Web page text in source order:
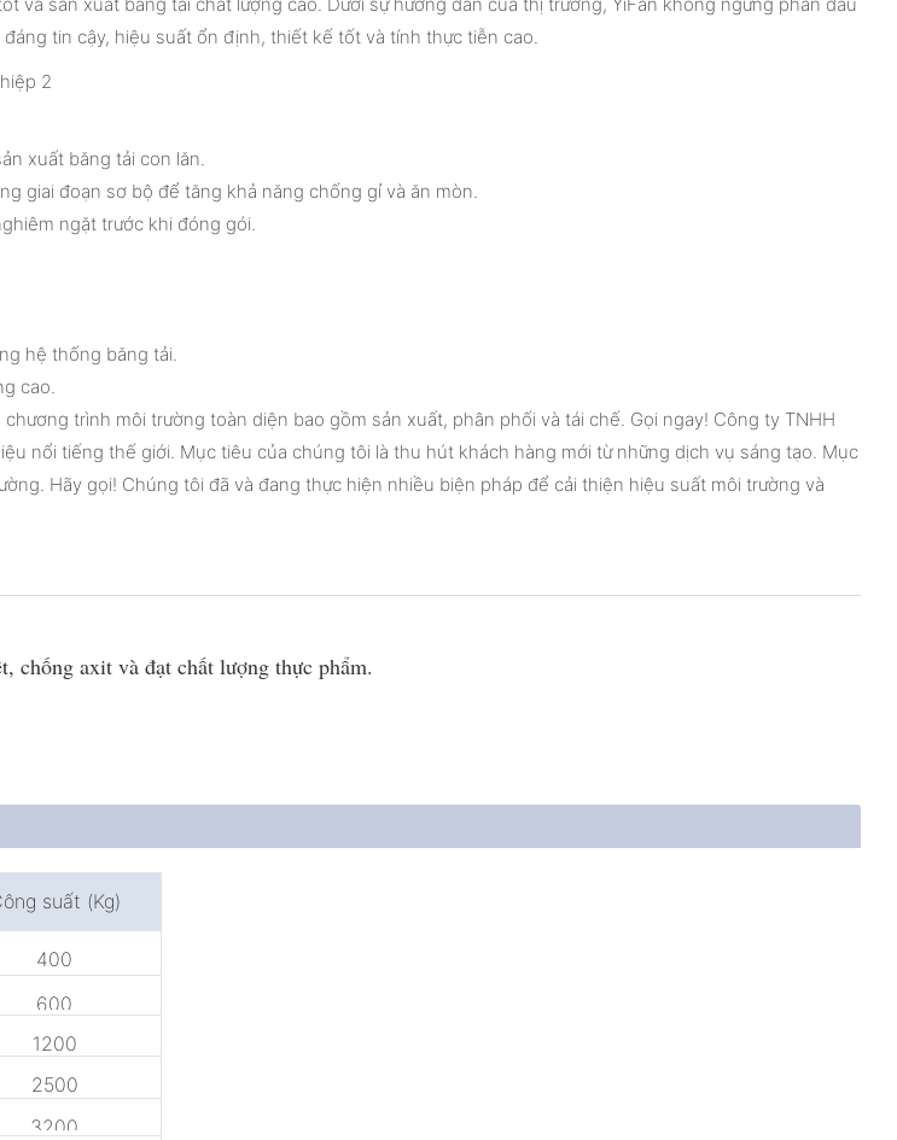
tin cậy, hiệu suất ổn định, thiết kế tốt và tính thực tiễn cao.
xuất băng tải con lăn.
giai đoạn sơ bộ để tăng khả năng chống gỉ và ăn mòn.
ngặt trước khi đóng gói.
hệ thống băng tải.
cao.
trình môi trường toàn diện bao gồm sản xuất, phân phối và tái chế. Gọi ngay! Công ty TNHH
nổi tiếng thế giới. Mục tiêu của chúng tôi là thu hút khách hàng mới từ những dịch vụ sáng tạo. Mục
Hãy gọi! Chúng tôi đã và đang thực hiện nhiều biện pháp để cải thiện hiệu suất môi trường và
chống axit và đạt chất lượng thực phẩm.
suất (Kg)
400
600
1200
2500
3200